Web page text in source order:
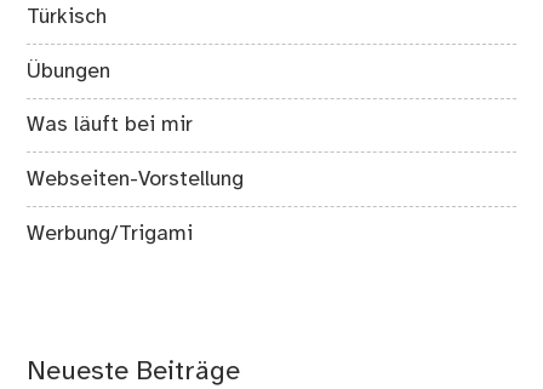
Türkisch
Übungen
Was läuft bei mir
Webseiten-Vorstellung
Werbung/Trigami
Neueste Beiträge